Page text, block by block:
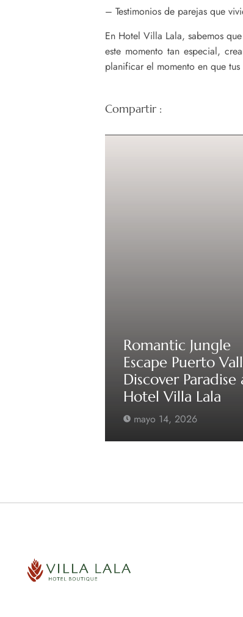
– Testimonios de parejas que
En Hotel Villa Lala, sabemos
este momento tan especial,
planificar el momento en que
Compartir :
Romantic Jungle
Escape Puerto
Discover Paradise
Hotel Villa Lala
mayo 14, 2026